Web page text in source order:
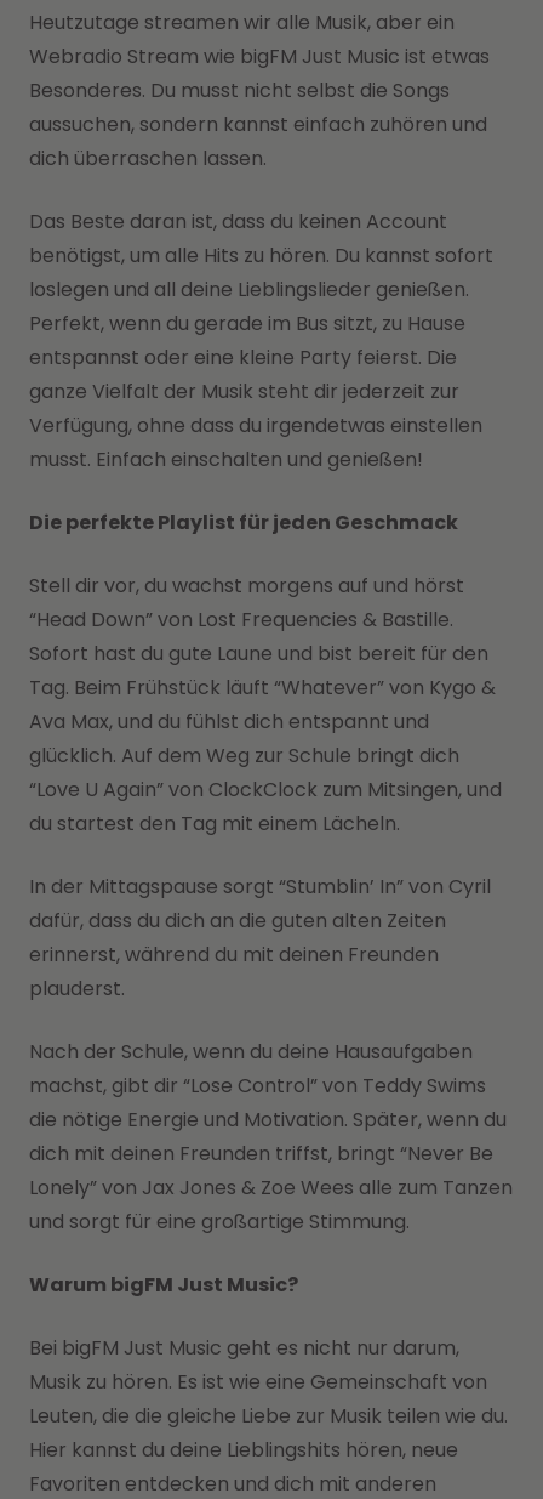
Heutzutage streamen wir alle Musik, aber ein
Webradio Stream wie bigFM Just Music ist etwas
Besonderes. Du musst nicht selbst die Songs
aussuchen, sondern kannst einfach zuhören und
dich überraschen lassen.
Das Beste daran ist, dass du keinen Account
benötigst, um alle Hits zu hören. Du kannst sofort
loslegen und all deine Lieblingslieder genießen.
Perfekt, wenn du gerade im Bus sitzt, zu Hause
entspannst oder eine kleine Party feierst. Die
ganze Vielfalt der Musik steht dir jederzeit zur
Verfügung, ohne dass du irgendetwas einstellen
musst. Einfach einschalten und genießen!
Die perfekte Playlist für jeden Geschmack
Stell dir vor, du wachst morgens auf und hörst
“Head Down” von Lost Frequencies & Bastille.
Sofort hast du gute Laune und bist bereit für den
Tag. Beim Frühstück läuft “Whatever” von Kygo &
Ava Max, und du fühlst dich entspannt und
glücklich. Auf dem Weg zur Schule bringt dich
“Love U Again” von ClockClock zum Mitsingen, und
du startest den Tag mit einem Lächeln.
In der Mittagspause sorgt “Stumblin’ In” von Cyril
dafür, dass du dich an die guten alten Zeiten
erinnerst, während du mit deinen Freunden
plauderst.
Nach der Schule, wenn du deine Hausaufgaben
machst, gibt dir “Lose Control” von Teddy Swims
die nötige Energie und Motivation. Später, wenn du
dich mit deinen Freunden triffst, bringt “Never Be
Lonely” von Jax Jones & Zoe Wees alle zum Tanzen
und sorgt für eine großartige Stimmung.
Warum bigFM Just Music?
Bei bigFM Just Music geht es nicht nur darum,
Musik zu hören. Es ist wie eine Gemeinschaft von
Leuten, die die gleiche Liebe zur Musik teilen wie du.
Hier kannst du deine Lieblingshits hören, neue
Favoriten entdecken und dich mit anderen